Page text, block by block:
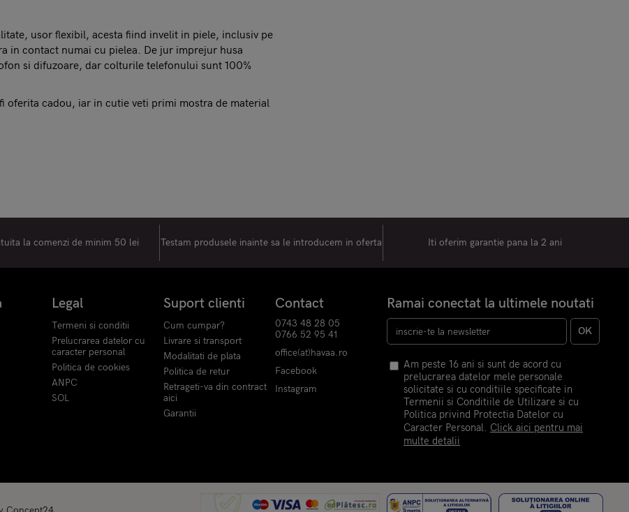
usor flexibil, acesta fiind invelit in piele, inclusiv pe
in contact numai cu pielea. De jur imprejur husa
si difuzoare, dar colturile telefonului sunt 100%
oferita cadou, iar in cutie veti primi mostra de material
la comenzi de minim 50 lei Testam produsele inainte sa le introducem in oferta Iti oferim garantie pana la 2 ani
Legal
Termeni si conditii
Prelucrarea datelor cu
caracter personal
Politica de cookies
ANPC
SOL
Suport clienti
Cum cumpar?
Livrare si transport
Modalitati de plata
Politica de retur
Retrageti-va din contract
aici
Garantii
Contact
0743 48 28 05
0766 52 95 41
office(at)havaa.ro
Facebook
Instagram
Ramai conectat la ultimele noutati
OK
Am peste 16 ani si sunt de acord cu
prelucrarea datelor mele personale
solicitate si cu conditiile specificate in
Termenii si Conditiile de Utilizare si cu
Politica privind Protectia Datelor cu
Caracter Personal. Click aici pentru mai
multe detalii